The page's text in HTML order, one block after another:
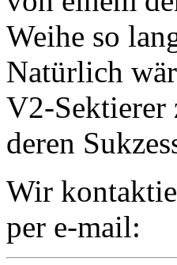
Weihe so
Natürlich
V2-Sektierer
deren
Wir
per e-mail: